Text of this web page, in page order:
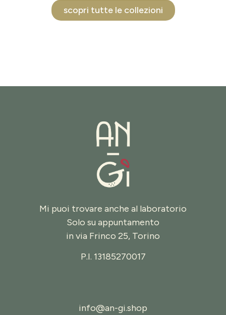
scopri tutte le collezioni
Mi puoi trovare anche al laboratorio
Solo su appuntamento
in via Frinco 25, Torino
P.I. 13185270017
info@an-gi.shop